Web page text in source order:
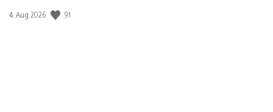
Veröffentlichungsdatum:
4. Aug 2026 91